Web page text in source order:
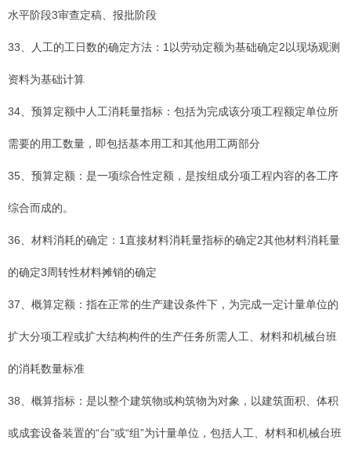
水平阶段3审查定稿、报批阶段
33、人工的工日数的确定方法：1以劳动定额为基础确定2以现场观测
资料为基础计算
34、预算定额中人工消耗量指标：包括为完成该分项工程额定单位所
需要的用工数量，即包括基本用工和其他用工两部分
35、预算定额：是一项综合性定额，是按组成分项工程内容的各工序
综合而成的。
36、材料消耗的确定：1直接材料消耗量指标的确定2其他材料消耗量
的确定3周转性材料摊销的确定
37、概算定额：指在正常的生产建设条件下，为完成一定计量单位的
扩大分项工程或扩大结构构件的生产任务所需人工、材料和机械台班
的消耗数量标准
38、概算指标：是以整个建筑物或构筑物为对象，以建筑面积、体积
或成套设备装置的“台”或“组”为计量单位，包括人工、材料和机械台班